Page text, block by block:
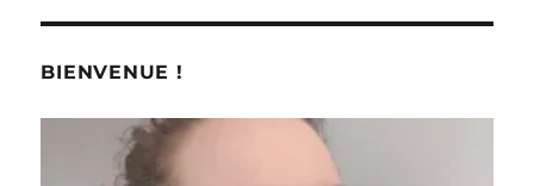
chez
La
Boite
BIENVENUE !